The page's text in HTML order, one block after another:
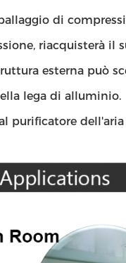
di
riacquisterà il
esterna può
lega di alluminio.
dell'aria